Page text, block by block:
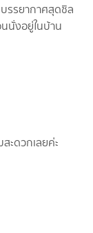
รรยากาศสุดชิล
นั่งอยู่ในบ้าน
ะดวกเลยค่ะ